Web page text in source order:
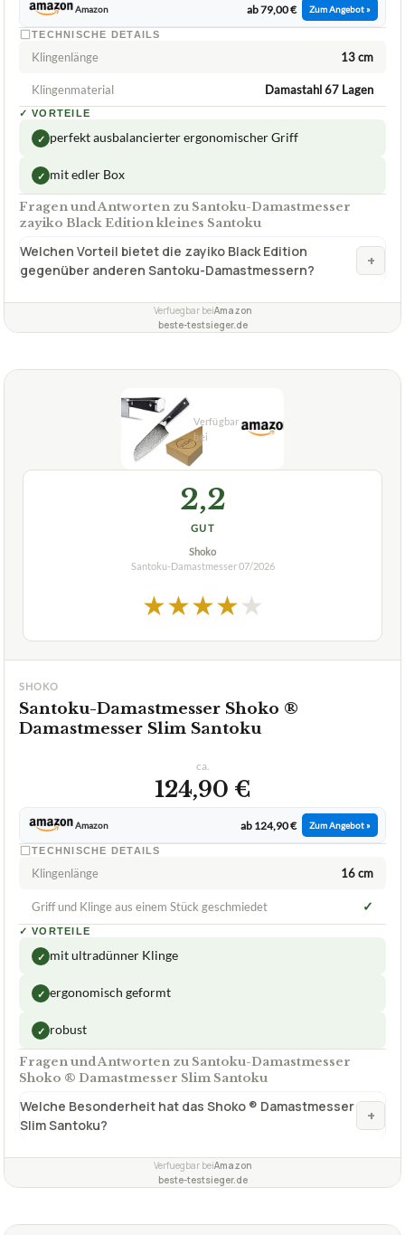
Amazon ab 79,00 € Zum Angebot »
TECHNISCHE DETAILS
Klingenlänge 13 cm
Klingenmaterial Damastahl 67 Lagen
✓ VORTEILE
✓ perfekt ausbalancierter ergonomischer Griff
✓ mit edler Box
Fragen und Antworten zu Santoku-Damastmesser
zayiko Black Edition kleines Santoku
Welchen Vorteil bietet die zayiko Black Edition
gegenüber anderen Santoku-Damastmessern?
+
Verfuegbar beiAmazon
beste-testsieger.de
2,2
GUT
Shoko
Santoku-Damastmesser07/2026
★★★★★
SHOKO
Santoku-Damastmesser Shoko ®
Damastmesser Slim Santoku
ca.
124,90 €
Amazon ab 124,90 € Zum Angebot »
TECHNISCHE DETAILS
Klingenlänge 16 cm
Griff und Klinge aus einem Stück geschmiedet ✓
✓ VORTEILE
✓ mit ultradünner Klinge
✓ ergonomisch geformt
✓ robust
Fragen und Antworten zu Santoku-Damastmesser
Shoko ® Damastmesser Slim Santoku
Welche Besonderheit hat das Shoko ® Damastmesser
Slim Santoku?
+
Verfuegbar beiAmazon
beste-testsieger.de